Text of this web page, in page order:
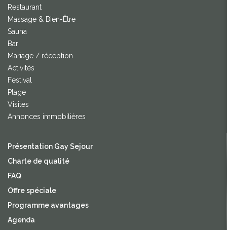
Restaurant
Massage & Bien-Être
Sauna
Bar
Mariage / réception
Activités
Festival
Plage
Visites
Annonces immobilières
Présentation Gay Sejour
Charte de qualité
FAQ
Offre spéciale
Programme avantages
Agenda